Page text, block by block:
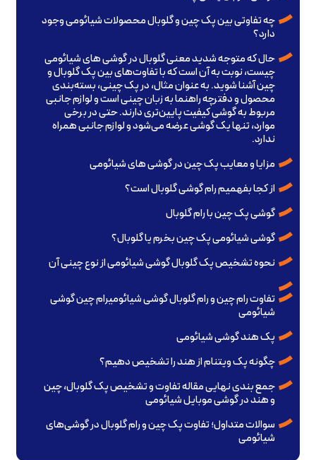
چه تفاوتی بین پک چین و گلوبال محصولات شیائومی وجود
دارد؟
حال که متوجه شدید معنی گلوبال در گوشی های شیائومی
چیست، نوبت به آن است که با تفاوت‌های بین پک گلوبال و
چین آشنا شوید. به عنوان مثال، در پک چینی، بسته‌بندی
محصول و دفترچه راهنما به زبان چینی است و لوازم جانبی
مربوط به گوشی کیفیت پایین‌تری دارند. حتی در برخی
موارد، تنها یک گوشی عرضه می‌شود و لوازم جانبی همراه
ندارد.
مزایا و معایب پک چین در گوشی های شیائومی
از کجا بفهمیم رام گوشی گلوبال است؟
گوشی پک چین با رام گلوبال
گوشی شیائومی پک چین بخرم یا گلوبال؟
نحوه تشخیص پک گلوبال گوشی شیائومی از نوع چینی آن
تفاوت رام چین و رام گلوبال گوشی شیائومیرام چین گوشی‌
شیائومی
پک هند گوشی شیائومی
چگونه پک ویتنام از هند را تشخیص دهیم؟
جمع بندی نهایی مقاله تفاوت و تشخیص پک گلوبال، چین
و هند در گوشی موبایل شیائومی
سوالات متداول؛ تفاوت پک چین و رام گلوبال در گوشی‌های
شیائومی